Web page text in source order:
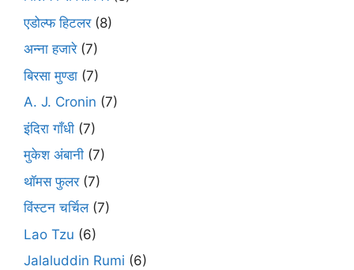
एडोल्फ हिटलर(8)
अन्ना हजारे(7)
बिरसा मुण्डा (7)
A. J. Cronin (7)
इंदिरा गाँधी (7)
मुकेश अंबानी (7)
थॉमस फुलर(7)
विंस्टन चर्चिल(7)
Lao Tzu (6)
Jalaluddin Rumi (6)